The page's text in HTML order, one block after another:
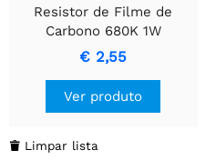
Resistor de Filme de
Carbono 680K 1W
WEERSTAND
€ 2,55
Ver produto
 Limpar lista